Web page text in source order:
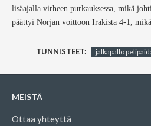
lisäajalla virheen purkauksessa, mikä
päättyi Norjan voittoon Irakista 4-1,
TUNNISTEET: jalkapallo
MEISTÄ
Ottaa yhteyttä